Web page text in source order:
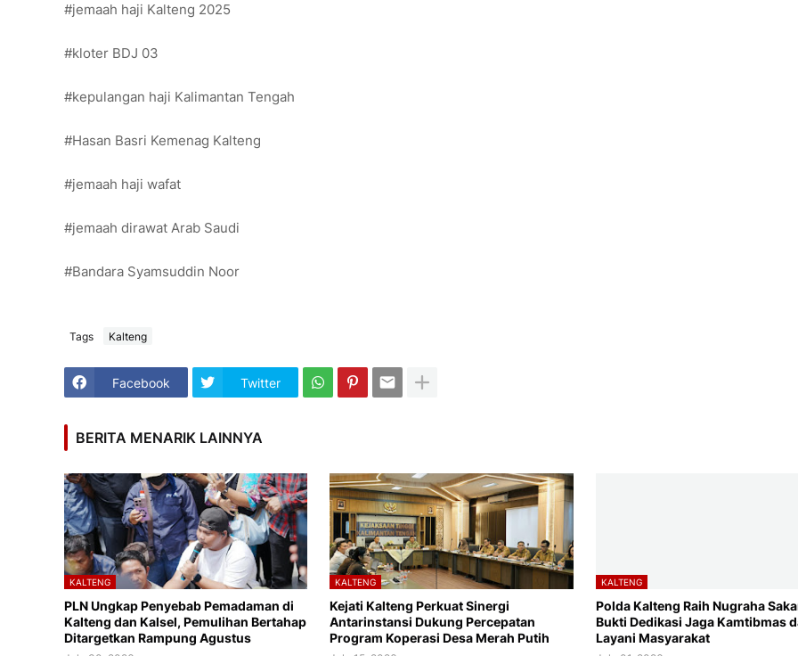
#jemaah haji Kalteng 2025
#kloter BDJ 03
#kepulangan haji Kalimantan Tengah
#Hasan Basri Kemenag Kalteng
#jemaah haji wafat
#jemaah dirawat Arab Saudi
#Bandara Syamsuddin Noor
Tags Kalteng
Facebook Twitter
BERITA MENARIK LAINNYA
KALTENG
PLN Ungkap Penyebab Pemadaman di
Kalteng dan Kalsel, Pemulihan Bertahap
Ditargetkan Rampung Agustus
KALTENG
Kejati Kalteng Perkuat Sinergi
Antarinstansi Dukung Percepatan
Program Koperasi Desa Merah Putih
KALTENG
Polda Kalteng Raih Nugraha
Bukti Dedikasi Jaga Kamtibmas
Layani Masyarakat